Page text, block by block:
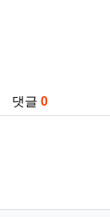
댓글 0